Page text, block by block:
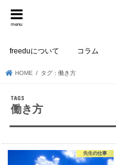
menu
freeduについて コラム
HOME タグ : 働き方
働き方
先生の仕事